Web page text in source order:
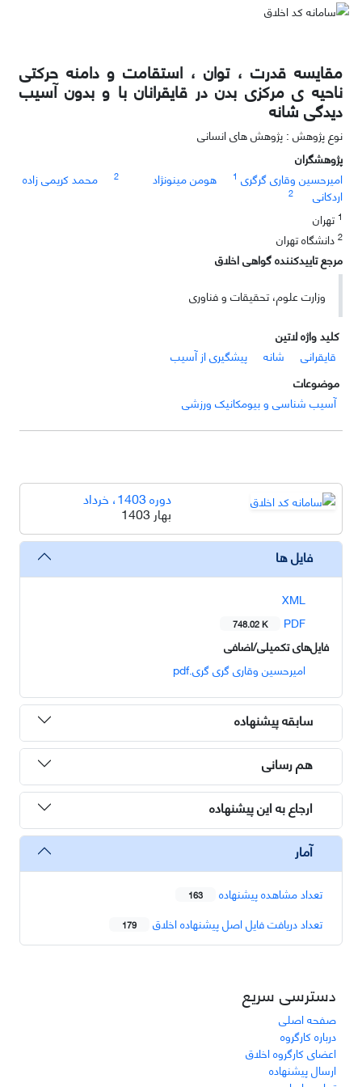
مقایسه قدرت ، توان ، استقامت و دامنه حرکتی
ناحیه ی مرکزی بدن در قایقرانان با و بدون آسیب
دیدگی شانه
نوع پژوهش : پژوهش های انسانی
پژوهشگران
امیرحسین وقاری گرگری 1 هومن مینونژاد 2
محمد کریمی زاده
اردکانی
2
1 تهران
2 دانشگاه تهران
مرجع تاییدکننده گواهی اخلاق
وزارت علوم، تحقیقات و فناوری
کلید واژه لاتین
قایقرانی
شانه
پیشگیری از آسیب
موضوعات
آسیب شناسی و بیومکانیک ورزشی
دوره 1403، خرداد
بهار 1403
فایل ها
XML
PDF
748.02 K
فایل‌های تکمیلی/اضافی
امیرحسین وقاری گری گری.pdf
سابقه پیشنهاده
هم رسانی
ارجاع به این پیشنهاده
آمار
تعداد مشاهده پیشنهاده 163
تعداد دریافت فایل اصل پیشنهاده اخلاق 179
دسترسی سریع
صفحه اصلی
درباره کارگروه
اعضای کارگروه اخلاق
ارسال پیشنهاده